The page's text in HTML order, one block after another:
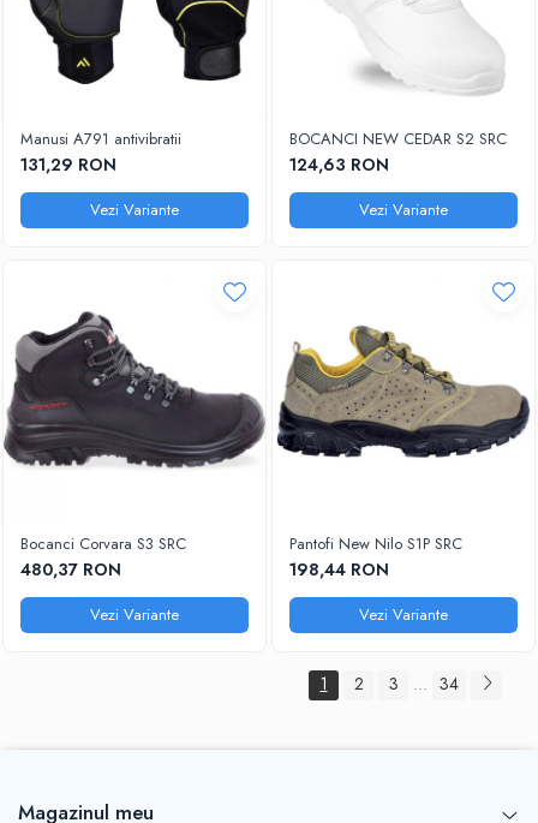
Manusi A791 antivibratii
131,29 RON
Vezi Variante
BOCANCI NEW CEDAR S2 SRC
124,63 RON
Vezi Variante
Bocanci Corvara S3 SRC
480,37 RON
Vezi Variante
Pantofi New Nilo S1P SRC
198,44 RON
Vezi Variante
1 2 3 ... 34
Magazinul meu